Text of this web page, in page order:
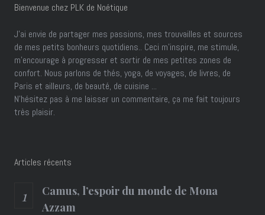
Bienvenue chez PLK de Noétique
J’ai envie de partager mes passions, mes trouvailles et sources
de mes petits bonheurs quotidiens.. Ceci m'inspire, me stimule,
m'encourage à progresser et sortir de mes petites zones de
confort. Nous parlons de thés, yoga, de voyages, de livres, de
Paris et ailleurs, de beauté, de cuisine ...
N'hésitez pas à me laisser un commentaire, ça me fait toujours
très plaisir.
Articles récents
Camus, l’espoir du monde de Mona
Azzam